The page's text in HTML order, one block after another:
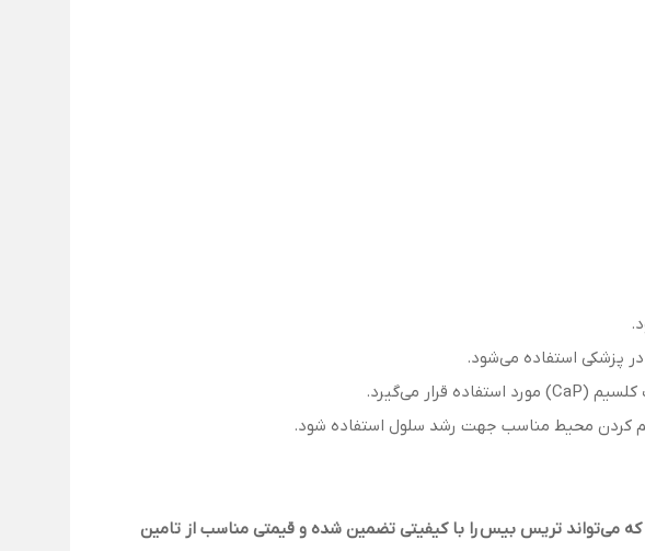
می‌تواند تریس بیس را با کیفیتی تضمین شده و قیمتی مناسب از تامین